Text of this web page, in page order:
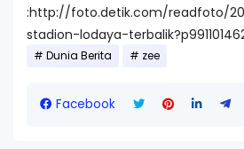
:http://foto.detik.com/readfoto/
stadion-lodaya-
Dunia Berita zee
Facebook